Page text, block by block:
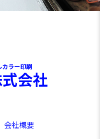
ラー印刷
会社
会社概要